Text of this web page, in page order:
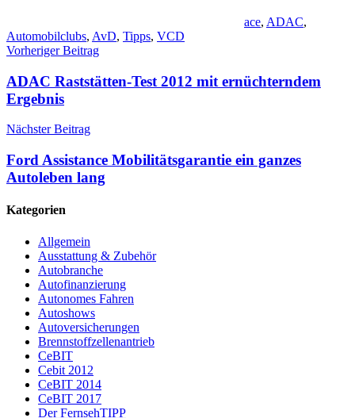
ace, ADAC,
Automobilclubs, AvD, Tipps, VCD
Beitragsnavigation
Vorheriger Beitrag
ADAC Raststätten-Test 2012 mit ernüchterndem
Ergebnis
Nächster Beitrag
Ford Assistance Mobilitätsgarantie ein ganzes
Autoleben lang
Kategorien
Allgemein
Ausstattung & Zubehör
Autobranche
Autofinanzierung
Autonomes Fahren
Autoshows
Autoversicherungen
Brennstoffzellenantrieb
CeBIT
Cebit 2012
CeBIT 2014
CeBIT 2017
Der FernsehTIPP